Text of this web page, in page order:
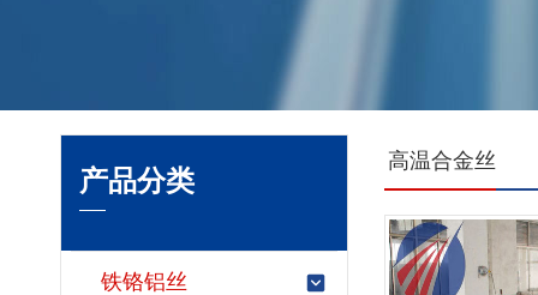
产品分类
铁铬铝丝
高温合金丝